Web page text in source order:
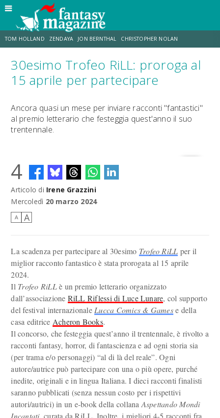
TOM HOLLAND ZENDAYA JON BERNTHAL CHRISTOPHER NOLAN
STRANIMONDI LUCCA COMICS & GAMES ODISSEA CHRIS MCKENNA
30esimo Trofeo RiLL: proroga al
15 aprile per partecipare
Ancora quasi un mese per inviare racconti "fantastici"
al premio letterario che festeggia quest'anno il suo
trentennale.
4
Articolo di Irene Grazzini
Mercoledì 20 marzo 2024
A A
La scadenza per partecipare al 30esimo Trofeo RiLL per il
miglior racconto fantastico è stata prorogata al 15 aprile
2024.
Il Trofeo RiLLè un premio letterario organizzato
dall’associazione RiLL Riflessi di Luce Lunare, col supporto
del festival internazionale Lucca Comics & Gamese della
casa editrice Acheron Books.
Il concorso, che festeggia quest’anno il trentennale, è rivolto a
racconti fantasy, horror, di fantascienza e ad ogni storia sia
(per trama e/o personaggi) “al di là del reale”. Ogni
autore/autrice può partecipare con una o più opere, purché
inedite, originali e in lingua Italiana. I dieci racconti finalisti
saranno pubblicati (senza nessun costo per i rispettivi
autori/autrici) in un e-book della collana Aspettando Mondi
Incantati, curata da RiLL. Inoltre, i migliori 4-5 racconti fra